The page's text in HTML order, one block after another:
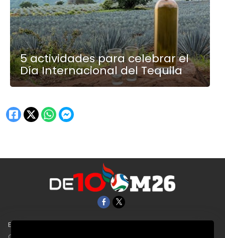
5 actividades para celebrar el
Día Internacional del Tequila
EL UNIVERSAL